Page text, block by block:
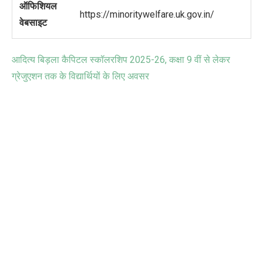
ऑफिशियल
वेबसाइट
https://minoritywelfare.uk.gov.in/
आदित्य बिड़ला कैपिटल स्कॉलरशिप 2025-26, कक्षा 9 वीं से लेकर
ग्रेजुएशन तक के विद्यार्थियों के लिए अवसर